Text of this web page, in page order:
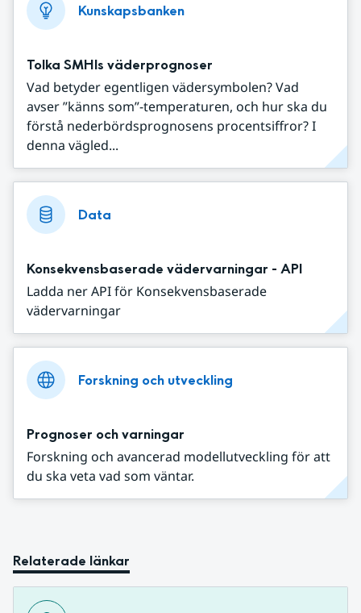
Kunskapsbanken
Tolka SMHIs väderprognoser
Vad betyder egentligen vädersymbolen? Vad
avser ”känns som”-temperaturen, och hur ska du
förstå nederbördsprognosens procentsiffror? I
denna vägled...
Data
Konsekvensbaserade vädervarningar - API
Ladda ner API för Konsekvensbaserade
vädervarningar
Forskning och utveckling
Prognoser och varningar
Forskning och avancerad modellutveckling för att
du ska veta vad som väntar.
Relaterade länkar